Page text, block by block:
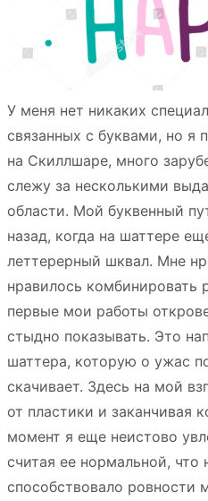
У меня нет никаких
связанных с буквами, но я
на Скиллшаре, много
слежу за несколькими
области. Мой буквенный
назад, когда на шаттере
леттерерный шквал. Мне
нравилось комбинировать
первые мои работы
стыдно показывать. Это
шаттера, которую о ужас
скачивает. Здесь на мой
от пластики и заканчивая
момент я еще неистово
считая ее нормальной, что
способствовало ровности